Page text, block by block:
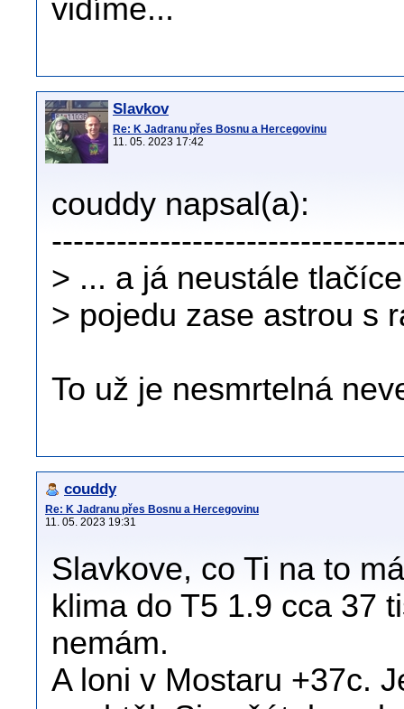
vidíme...
Slavkov
Re: K Jadranu přes Bosnu a Hercegovinu
11. 05. 2023 17:42
couddy napsal(a):
> ... a já neustále
> pojedu zase astrou s
To už je nesmrtelná
couddy
Re: K Jadranu přes Bosnu a Hercegovinu
11. 05. 2023 19:31
Slavkove, co Ti na to
klima do T5 1.9 cca 37
nemám.
A loni v Mostaru +37c.